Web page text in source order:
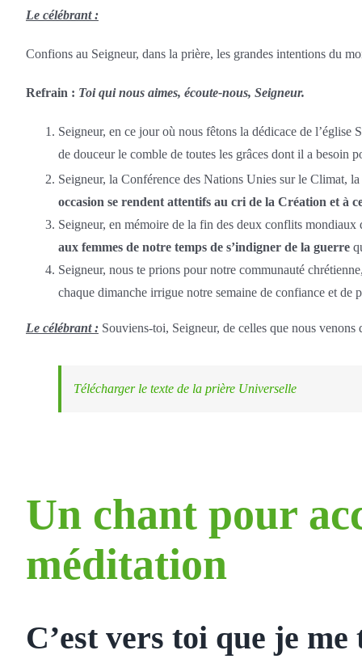
Le célébrant :
Confions au Seigneur, dans la prière, les grandes intentions du
Refrain : Toi qui nous aimes, écoute-nous, Seigneur.
Seigneur, en ce jour où nous fêtons la dédicace de l’église
de douceur le comble de toutes les grâces dont il a besoin
Seigneur, la Conférence des Nations Unies sur le Climat,
occasion se rendent attentifs au cri de la Création et à
Seigneur, en mémoire de la fin des deux conflits
aux femmes de notre temps de s’indigner de la guerre
Seigneur, nous te prions pour notre communauté
chaque dimanche irrigue notre semaine de confiance et de
Le célébrant :Souviens-toi, Seigneur, de celles que nous venons
Télécharger le texte de la prière Universelle
Un chant pour
méditation
C’est vers toi que je